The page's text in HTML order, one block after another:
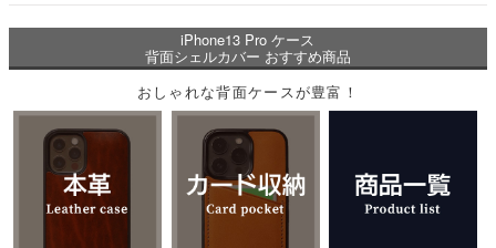
iPhone13 Pro ケース
背面シェルカバー おすすめ商品
おしゃれな背面ケースが豊富！